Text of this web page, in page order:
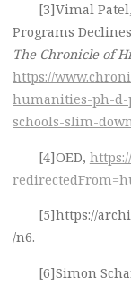
[3]Vimal
Programs
The Chronicle of
https://
humanities-ph-d-
schools-slim-
[4]OED,
[5]https://
/n6.
[6]Simon